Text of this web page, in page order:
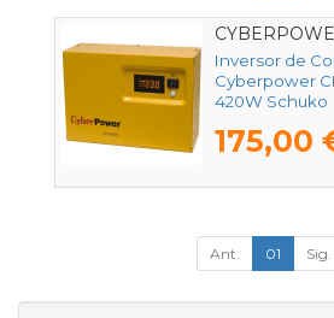
Inversor de
Cyberpower
420W Schuko
175,00
Ant. 01 Sig.